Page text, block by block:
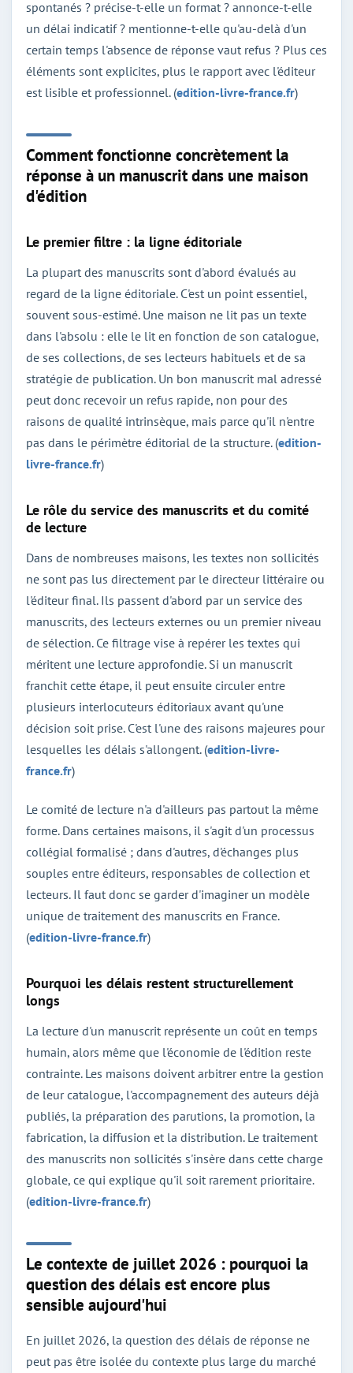
spontanés ? précise-t-elle un format ? annonce-t-elle
un délai indicatif ? mentionne-t-elle qu'au-delà d'un
certain temps l'absence de réponse vaut refus ? Plus ces
éléments sont explicites, plus le rapport avec l'éditeur
est lisible et professionnel. (edition-livre-france.fr)
Comment fonctionne concrètement la
réponse à un manuscrit dans une maison
d'édition
Le premier filtre : la ligne éditoriale
La plupart des manuscrits sont d'abord évalués au
regard de la ligne éditoriale. C'est un point essentiel,
souvent sous-estimé. Une maison ne lit pas un texte
dans l'absolu : elle le lit en fonction de son catalogue,
de ses collections, de ses lecteurs habituels et de sa
stratégie de publication. Un bon manuscrit mal adressé
peut donc recevoir un refus rapide, non pour des
raisons de qualité intrinsèque, mais parce qu'il n'entre
pas dans le périmètre éditorial de la structure. (edition-
livre-france.fr)
Le rôle du service des manuscrits et du comité
de lecture
Dans de nombreuses maisons, les textes non sollicités
ne sont pas lus directement par le directeur littéraire ou
l'éditeur final. Ils passent d'abord par un service des
manuscrits, des lecteurs externes ou un premier niveau
de sélection. Ce filtrage vise à repérer les textes qui
méritent une lecture approfondie. Si un manuscrit
franchit cette étape, il peut ensuite circuler entre
plusieurs interlocuteurs éditoriaux avant qu'une
décision soit prise. C'est l'une des raisons majeures pour
lesquelles les délais s'allongent. (edition-livre-
france.fr)
Le comité de lecture n'a d'ailleurs pas partout la même
forme. Dans certaines maisons, il s'agit d'un processus
collégial formalisé ; dans d'autres, d'échanges plus
souples entre éditeurs, responsables de collection et
lecteurs. Il faut donc se garder d'imaginer un modèle
unique de traitement des manuscrits en France.
(edition-livre-france.fr)
Pourquoi les délais restent structurellement
longs
La lecture d'un manuscrit représente un coût en temps
humain, alors même que l'économie de l'édition reste
contrainte. Les maisons doivent arbitrer entre la gestion
de leur catalogue, l'accompagnement des auteurs déjà
publiés, la préparation des parutions, la promotion, la
fabrication, la diffusion et la distribution. Le traitement
des manuscrits non sollicités s'insère dans cette charge
globale, ce qui explique qu'il soit rarement prioritaire.
(edition-livre-france.fr)
Le contexte de juillet 2026 : pourquoi la
question des délais est encore plus
sensible aujourd'hui
En juillet 2026, la question des délais de réponse ne
peut pas être isolée du contexte plus large du marché